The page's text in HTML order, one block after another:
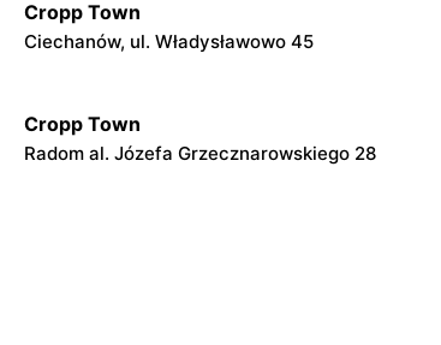
Cropp Town
Ciechanów, ul. Władysławowo 45
Cropp Town
Radom al. Józefa Grzecznarowskiego 28